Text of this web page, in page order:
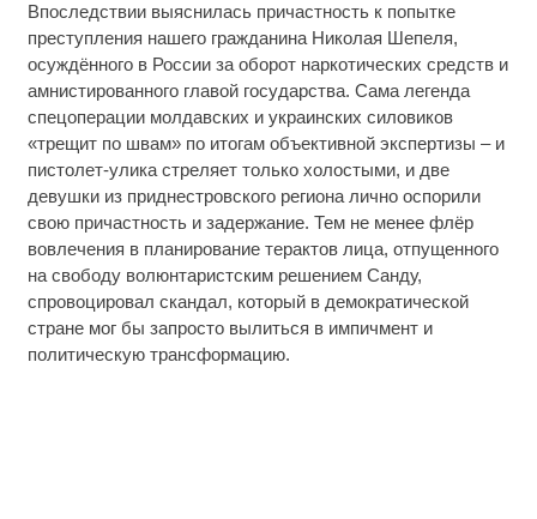
Впоследствии выяснилась причастность к попытке
преступления нашего гражданина Николая Шепеля,
осуждённого в России за оборот наркотических средств и
амнистированного главой государства. Сама легенда
спецоперации молдавских и украинских силовиков
«трещит по швам» по итогам объективной экспертизы – и
пистолет-улика стреляет только холостыми, и две
девушки из приднестровского региона лично оспорили
свою причастность и задержание. Тем не менее флёр
вовлечения в планирование терактов лица, отпущенного
на свободу волюнтаристским решением Санду,
спровоцировал скандал, который в демократической
стране мог бы запросто вылиться в импичмент и
политическую трансформацию.